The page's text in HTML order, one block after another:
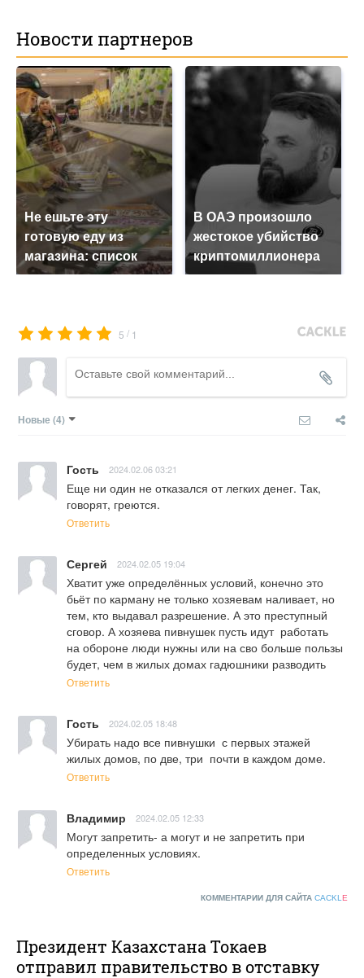
Новости партнеров
Не ешьте эту
готовую еду из
магазина: список
В ОАЭ произошло
жестокое убийство
криптомиллионера
5 / 1
Новые (4)
Гость 2024.02.06 03:21
Еще ни один не отказался от легких денег. Так,
говорят, греются.
Ответить
Сергей 2024.02.05 19:04
Хватит уже определённых условий, конечно это
бьёт по карману не только хозяевам наливает, но
тем, кто выдавал разрешение. А это преступный
сговор. А хозяева пивнушек пусть идут  работать
на обороне люди нужны или на сво больше пользы
будет, чем в жилых домах гадюшники разводить
Ответить
Гость 2024.02.05 18:48
Убирать надо все пивнушки  с первых этажей
жилых домов, по две, три  почти в каждом доме.
Ответить
Владимир 2024.02.05 12:33
Могут запретить- а могут и не запретить при
определенных условиях.
Ответить
КОММЕНТАРИИ ДЛЯ САЙТА CACKL E
Президент Казахстана Токаев
отправил правительство в отставку